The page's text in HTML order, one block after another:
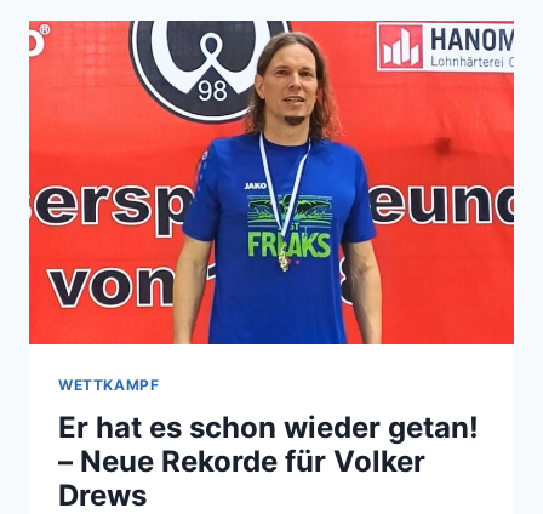
WETTKAMPF
Er hat es schon wieder getan!
– Neue Rekorde für Volker
Drews